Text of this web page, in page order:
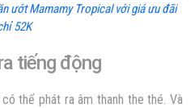
ướt Mamamy Tropical với giá ưu đãi
52K
tiếng động
thể phát ra âm thanh the thé. Và